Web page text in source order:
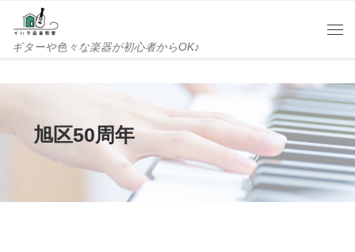
Skip to content
ギターや色々な楽器が初心者からOK♪
旭区50周年